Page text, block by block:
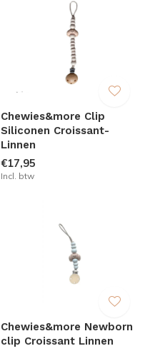
Chewies&more Clip
Siliconen Croissant-
Linnen
€17,95
Incl. btw
Chewies&more Newborn
clip Croissant Linnen